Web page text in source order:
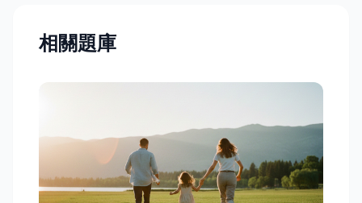
相關題庫